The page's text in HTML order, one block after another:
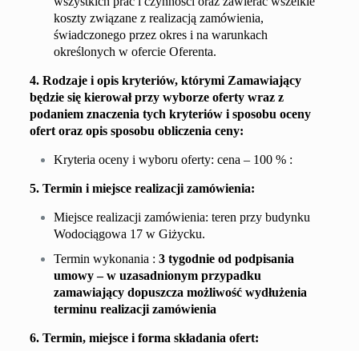
koszty związane z realizacją zamówienia,
świadczonego przez okres i na warunkach
określonych w ofercie Oferenta.
4. Rodzaje i opis kryteriów, którymi Zamawiający
będzie się kierował przy wyborze oferty wraz z
podaniem znaczenia tych kryteriów i sposobu oceny
ofert oraz opis sposobu obliczenia ceny:
Kryteria oceny i wyboru oferty: cena – 100 % :
5. Termin i miejsce realizacji zamówienia:
Miejsce realizacji zamówienia: teren przy budynku
Wodociągowa 17 w Giżycku.
Termin wykonania :3 tygodnie od podpisania
umowy – w uzasadnionym przypadku
zamawiający dopuszcza możliwość wydłużenia
terminu realizacji zamówienia
6. Termin, miejsce i forma składania ofert: